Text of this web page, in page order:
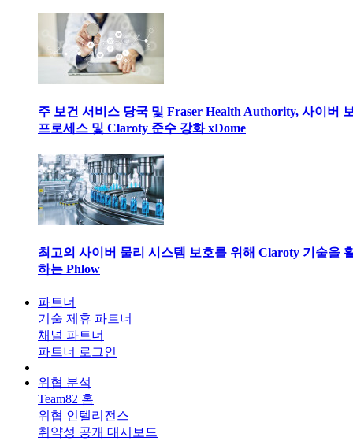
주 보건 서비스 당국 및 Fraser Health Authority, 사이버
프로세스 및 Claroty 준수 강화 xDome
최고의 사이버 물리 시스템 보호를 위해 Claroty 기술을
하는 Phlow
파트너
기술 제휴 파트너
채널 파트너
파트너 로그인
위협 분석
Team82 홈
위협 인텔리전스
취약성 공개 대시보드